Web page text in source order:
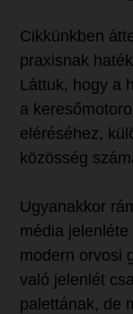
Cikkünkben
praxisnak
Láttuk, hogy a
a
eléréséhez,
közösség
Ugyanakkor
média
modern orvosi
való jelenlét
palettának, de